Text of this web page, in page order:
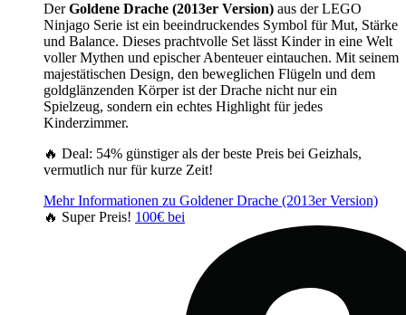
DerGoldene Drache (2013er Version) aus der LEGO
Ninjago Serie ist ein beeindruckendes Symbol für Mut, Stärke
und Balance. Dieses prachtvolle Set lässt Kinder in eine Welt
voller Mythen und epischer Abenteuer eintauchen. Mit seinem
majestätischen Design, den beweglichen Flügeln und dem
goldglänzenden Körper ist der Drache nicht nur ein
Spielzeug, sondern ein echtes Highlight für jedes
Kinderzimmer.
🔥 Deal: 54% günstiger als der beste Preis bei Geizhals,
vermutlich nur für kurze Zeit!
Mehr Informationen zu Goldener Drache (2013er Version)
🔥 Super Preis! 100€ bei